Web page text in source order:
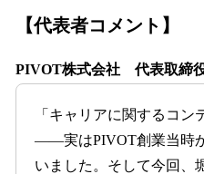
【代表者コメント】
PIVOT株式会社 代表取締
「キャリアに関するコン
——実はPIVOT創業当時
いました。そして今回、